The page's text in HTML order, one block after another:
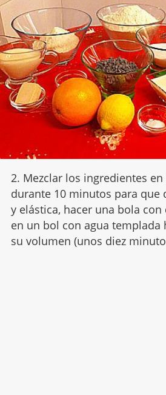
2. Mezclar los ingredientes
durante 10 minutos para que
y elástica, hacer una bola
en un bol con agua templada
su volumen (unos diez